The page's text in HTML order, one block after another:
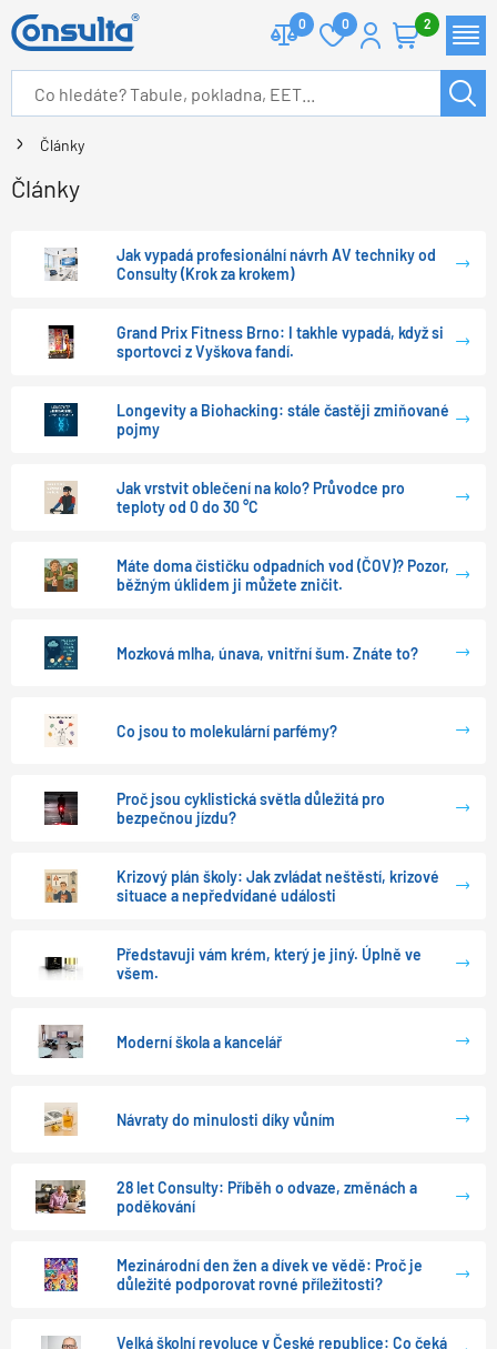
0 0 2
Články
Články
Jak vypadá profesionální návrh AV techniky od
Consulty (Krok za krokem)
Grand Prix Fitness Brno: I takhle vypadá, když si
sportovci z Vyškova fandí.
Longevity a Biohacking: stále častěji zmiňované
pojmy
Jak vrstvit oblečení na kolo? Průvodce pro
teploty od 0 do 30 °C
Máte doma čističku odpadních vod (ČOV)? Pozor,
běžným úklidem ji můžete zničit.
Mozková mlha, únava, vnitřní šum. Znáte to?
Co jsou to molekulární parfémy?
Proč jsou cyklistická světla důležitá pro
bezpečnou jízdu?
Krizový plán školy: Jak zvládat neštěstí, krizové
situace a nepředvídané události
Představuji vám krém, který je jiný. Úplně ve
všem.
Moderní škola a kancelář
Návraty do minulosti díky vůním
28 let Consulty: Příběh o odvaze, změnách a
poděkování
Mezinárodní den žen a dívek ve vědě: Proč je
důležité podporovat rovné příležitosti?
Velká školní revoluce v České republice: Co čeká